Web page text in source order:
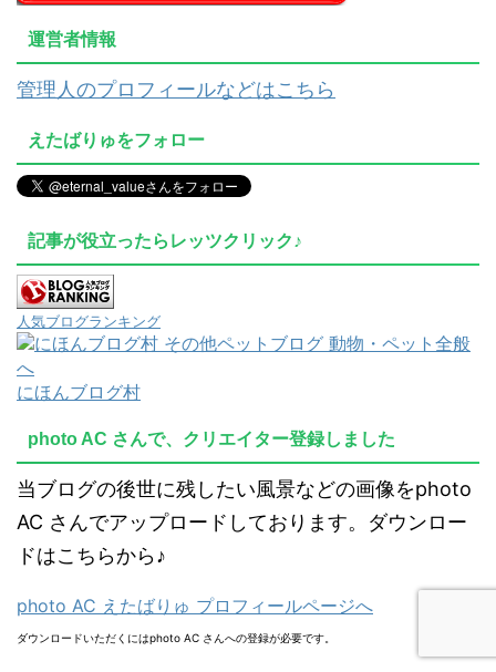
運営者情報
管理人のプロフィールなどはこちら
えたばりゅをフォロー
記事が役立ったらレッツクリック♪
人気ブログランキング
にほんブログ村
photo AC さんで、クリエイター登録しました
当ブログの後世に残したい風景などの画像をphoto
AC さんでアップロードしております。ダウンロー
ドはこちらから♪
photo AC えたばりゅ プロフィールページへ
ダウンロードいただくにはphoto AC さんへの登録が必要です。